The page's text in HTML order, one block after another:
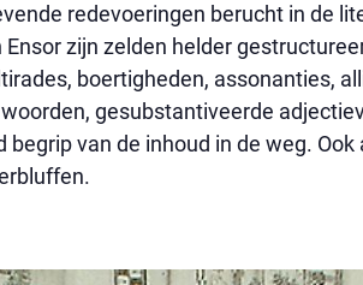
redevoeringen berucht in de
zijn zelden helder
boertigheden, assonanties,
gesubstantiveerde
van de inhoud in de weg.